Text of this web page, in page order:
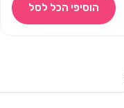
הוסיפי הכל לסל